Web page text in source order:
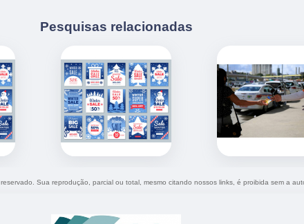
Pesquisas relacionadas
Sua reprodução, parcial ou total, mesmo citando nossos links, é proibida sem a